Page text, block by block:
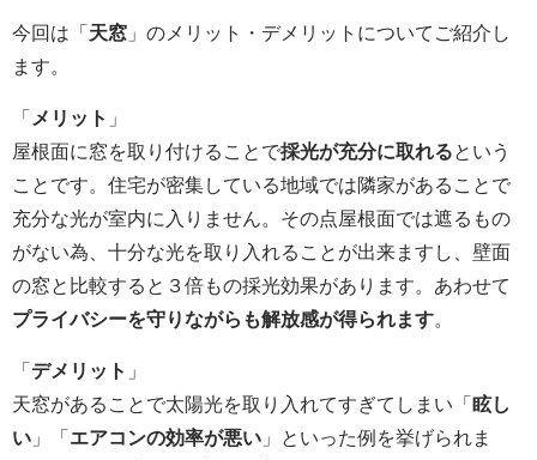
今回は「 天窓 」のメリット・デメリットについてご紹介し
ます。
「 メリット 」
屋根面に窓を取り付けることで採光が充分に取れるという
ことです。住宅が密集している地域では隣家があることで
充分な光が室内に入りません。その点屋根面では遮るもの
がない為、十分な光を取り入れることが出来ますし、壁面
の窓と比較すると３倍もの採光効果があります。あわせて
プライバシーを守りながらも解放感が得られます。
「 デメリット 」
天窓があることで太陽光を取り入れてすぎてしまい「 眩し
い 」「 エアコンの効率が悪い 」といった例を挙げられま